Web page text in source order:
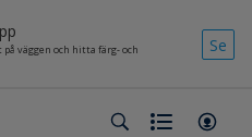
väggen och hitta färg- och
Se